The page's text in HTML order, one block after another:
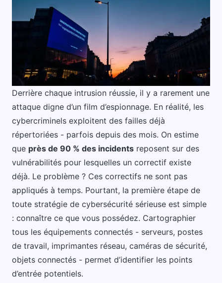
Derrière chaque intrusion réussie, il y a rarement une
attaque digne d’un film d’espionnage. En réalité, les
cybercriminels exploitent des failles déjà
répertoriées - parfois depuis des mois. On estime
que près de 90 % des incidents reposent sur des
vulnérabilités pour lesquelles un correctif existe
déjà. Le problème ? Ces correctifs ne sont pas
appliqués à temps. Pourtant, la première étape de
toute stratégie de cybersécurité sérieuse est simple
: connaître ce que vous possédez. Cartographier
tous les équipements connectés - serveurs, postes
de travail, imprimantes réseau, caméras de sécurité,
objets connectés - permet d’identifier les points
d’entrée potentiels.